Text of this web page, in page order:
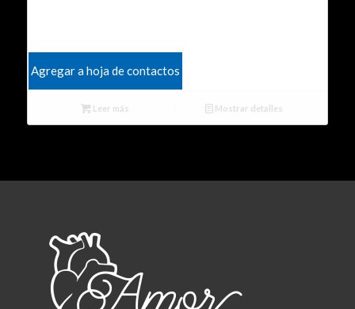
Agregar a hoja de contactos
Leer más Mostrar detalles